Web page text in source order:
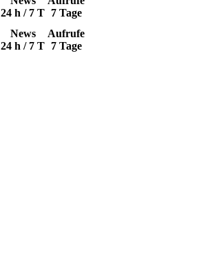
24 h / 7 T 7 Tage
News
24 h / 7 T
Aufrufe
7 Tage